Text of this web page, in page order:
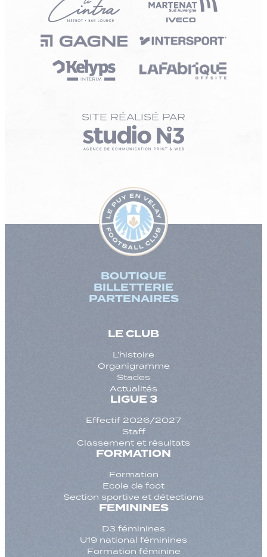
SITE RÉALISÉ PAR
BOUTIQUE
BILLETTERIE
PARTENAIRES
LE CLUB
L’histoire
Organigramme
Stades
Actualités
LIGUE 3
Effectif 2026/2027
Staff
Classement et résultats
FORMATION
Formation
Ecole de foot
Section sportive et détections
FEMININES
D3 féminines
U19 national féminines
Formation féminine